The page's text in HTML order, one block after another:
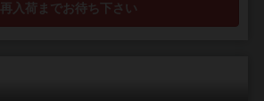
再入荷までお待ち下さい